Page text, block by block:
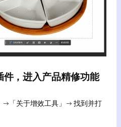
，进入产品精修功能
→「关于增效工具」→ 找到并打